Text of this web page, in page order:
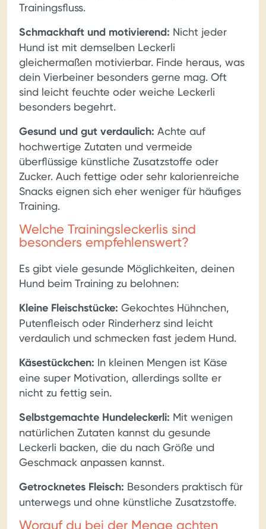
Trainingsfluss.
Schmackhaft und motivierend: Nicht jeder
Hund ist mit demselben Leckerli
gleichermaßen motivierbar. Finde heraus, was
dein Vierbeiner besonders gerne mag. Oft
sind leicht feuchte oder weiche Leckerli
besonders begehrt.
Gesund und gut verdaulich: Achte auf
hochwertige Zutaten und vermeide
überflüssige künstliche Zusatzstoffe oder
Zucker. Auch fettige oder sehr kalorienreiche
Snacks eignen sich eher weniger für häufiges
Training.
Welche Trainingsleckerlis sind
besonders empfehlenswert?
Es gibt viele gesunde Möglichkeiten, deinen
Hund beim Training zu belohnen:
Kleine Fleischstücke: Gekochtes Hühnchen,
Putenfleisch oder Rinderherz sind leicht
verdaulich und schmecken fast jedem Hund.
Käsestückchen: In kleinen Mengen ist Käse
eine super Motivation, allerdings sollte er
nicht zu fettig sein.
Selbstgemachte Hundeleckerli: Mit wenigen
natürlichen Zutaten kannst du gesunde
Leckerli backen, die du nach Größe und
Geschmack anpassen kannst.
Getrocknetes Fleisch: Besonders praktisch für
unterwegs und ohne künstliche Zusatzstoffe.
Worauf du bei der Menge achten